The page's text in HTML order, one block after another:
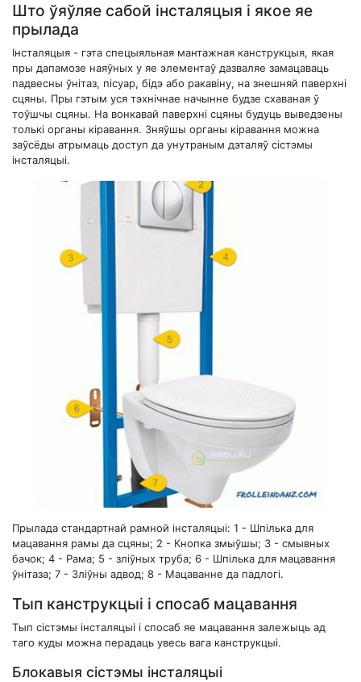
Што ўяўляе сабой інсталяцыя і якое яе
прылада
Інсталяцыя - гэта спецыяльная мантажная канструкцыя, якая
пры дапамозе наяўных у яе элементаў дазваляе замацаваць
падвесны ўнітаз, пісуар, бідэ або ракавіну, на знешняй паверхні
сцяны. Пры гэтым уся тэхнічнае начынне будзе схаваная ў
тоўшчы сцяны. На вонкавай паверхні сцяны будуць выведзены
толькі органы кіравання. Зняўшы органы кіравання можна
заўсёды атрымаць доступ да унутраным дэталяў сістэмы
інсталяцыі.
Прылада стандартнай рамной інсталяцыі: 1 - Шпілька для
мацавання рамы да сцяны; 2 - Кнопка змыўшы; 3 - смывных
бачок; 4 - Рама; 5 - зліўных труба; 6 - Шпілька для мацавання
ўнітаза; 7 - Зліўны адвод; 8 - Мацаванне да падлогі.
Тып канструкцыі і спосаб мацавання
Тып сістэмы інсталяцыі і спосаб яе мацавання залежыць ад
таго куды можна перадаць увесь вага канструкцыі.
Блокавыя сістэмы інсталяцыі